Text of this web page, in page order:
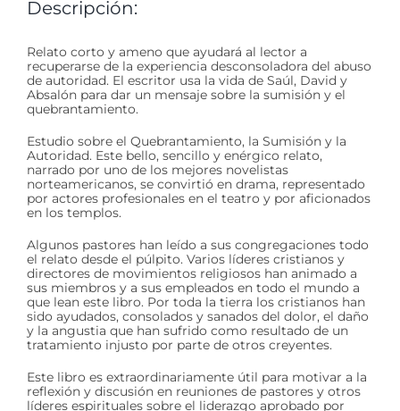
Descripción:
Relato corto y ameno que ayudará al lector a
recuperarse de la experiencia desconsoladora del abuso
de autoridad. El escritor usa la vida de Saúl, David y
Absalón para dar un mensaje sobre la sumisión y el
quebrantamiento.
Estudio sobre el Quebrantamiento, la Sumisión y la
Autoridad. Este bello, sencillo y enérgico relato,
narrado por uno de los mejores novelistas
norteamericanos, se convirtió en drama, representado
por actores profesionales en el teatro y por aficionados
en los templos.
Algunos pastores han leído a sus congregaciones todo
el relato desde el púlpito. Varios líderes cristianos y
directores de movimientos religiosos han animado a
sus miembros y a sus empleados en todo el mundo a
que lean este libro. Por toda la tierra los cristianos han
sido ayudados, consolados y sanados del dolor, el daño
y la angustia que han sufrido como resultado de un
tratamiento injusto por parte de otros creyentes.
Este libro es extraordinariamente útil para motivar a la
reflexión y discusión en reuniones de pastores y otros
líderes espirituales sobre el liderazgo aprobado por